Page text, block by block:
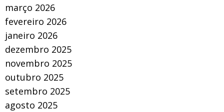
março 2026
fevereiro 2026
janeiro 2026
dezembro 2025
novembro 2025
outubro 2025
setembro 2025
agosto 2025